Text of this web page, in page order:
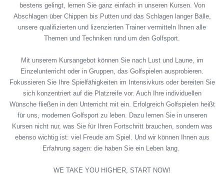
MANNSCHAFTEN
GOLFSHOP
GOLF & NATUR
THE LEADING GOLF CLUBS
MITGLIED WERDEN
JOBS
ABO
GOLF
GOLF ANFANGEN
GOLF LERNEN
bestens gelingt, lernen Sie ganz einfach in unseren Kursen. Von
Abschlagen über Chippen bis Putten und das Schlagen langer Bälle,
unsere qualifizierten und lizenzierten Trainer vermitteln Ihnen alle
Themen und Techniken rund um den Golfsport.
Mit unserem Kursangebot können Sie nach Lust und Laune, im
Einzelunterricht oder in Gruppen, das Golfspielen ausprobieren.
Fokussieren Sie Ihre Spielfähigkeiten im Intensivkurs oder bereiten Sie
sich konzentriert auf die Platzreife vor. Auch Ihre individuellen
Wünsche fließen in den Unterricht mit ein. Erfolgreich Golfspielen heißt
für uns, modernen Golfsport zu leben. Dazu lernen Sie in unseren
Kursen nicht nur, was Sie für Ihren Fortschritt brauchen, sondern was
ebenso wichtig ist: viel Freude am Spiel. Und wir können Ihnen aus
Erfahrung sagen: die haben Sie ein Leben lang.
WE TAKE YOU HIGHER, START NOW!